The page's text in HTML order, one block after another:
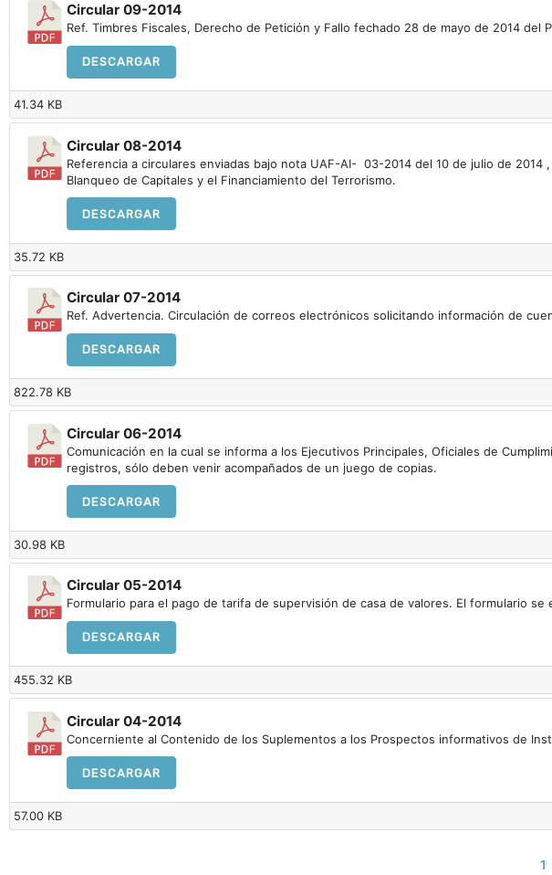
Circular 09-2014
Ref. Timbres Fiscales, Derecho de Petición y Fallo fechado 28 de mayo de 2014 del
DESCARGAR
41.34 KB
Circular 08-2014
Referencia a circulares enviadas bajo nota UAF-AI- 03-2014 del 10 de julio de
Blanqueo de Capitales y el Financiamiento del Terrorismo.
DESCARGAR
35.72 KB
Circular 07-2014
Ref. Advertencia. Circulación de correos electrónicos solicitando información de
DESCARGAR
822.78 KB
Circular 06-2014
Comunicación en la cual se informa a los Ejecutivos Principales, Oficiales de
registros, sólo deben venir acompañados de un juego de copias.
DESCARGAR
30.98 KB
Circular 05-2014
Formulario para el pago de tarifa de supervisión de casa de valores. El formulario
DESCARGAR
455.32 KB
Circular 04-2014
Concerniente al Contenido de los Suplementos a los Prospectos informativos de
DESCARGAR
57.00 KB
1